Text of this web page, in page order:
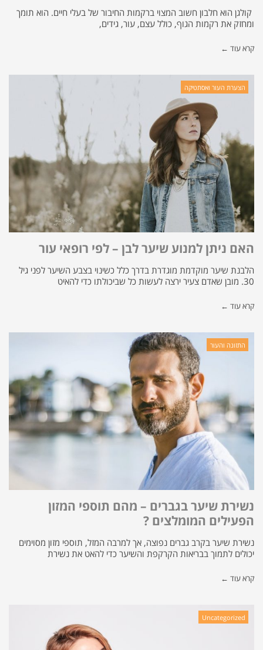
קולגן הוא חלבון חשוב המצוי ברקמות החיבור של בעלי חיים. הוא תומך
ומחזק את רקמות הגוף, כולל עצם, עור, גידים,
קרא עוד ←
הצערת העור ואסתטיקה
האם ניתן למנוע שיער לבן – לפי רופאי עור
הלבנת שיער מוקדמת מוגדרת בדרך כלל כשינוי בצבע השיער לפני גיל
30. מובן שאדם צעיר ירצה לעשות כל שביכולתו כדי להאיט
קרא עוד ←
התזונה והעור
נשירת שיער בגברים – מהם תוספי המזון
הפעילים המומלצים ?
נשירת שיער בקרב גברים נפוצה, אך למרבה המזל, תוספי מזון מסוימים
יכולים לתמוך בבריאות הקרקפת והשיער כדי להאט את נשירת
קרא עוד ←
Uncategorized